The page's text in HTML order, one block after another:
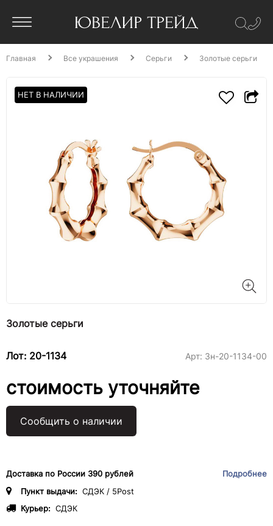
Главная Все украшения Серьги Золотые серьги
НЕТ В НАЛИЧИИ
Золотые серьги
Лот: 20-1134 Арт: 3н-20-1134-00
стоимость уточняйте
Сообщить о наличии
Доставка по России 390 рублей
Подробнее
Пункт выдачи: СДЭК / 5Post
Курьер: СДЭК